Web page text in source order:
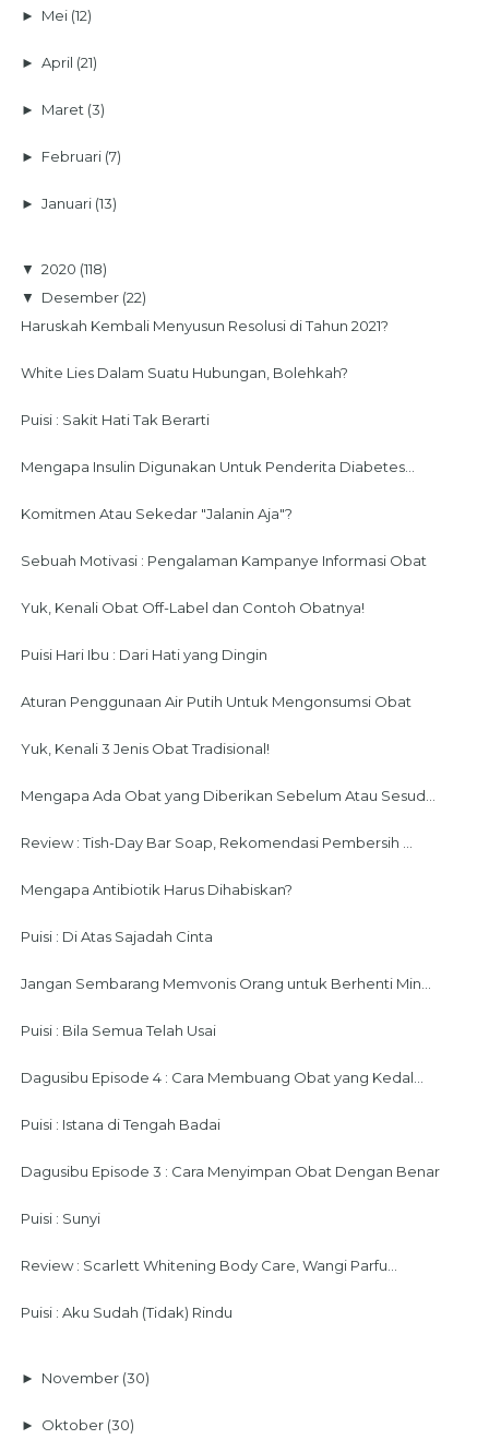
► Mei (12)
►April (21)
► Maret (3)
► Februari (7)
►Januari (13)
▼2020 (118)
▼ Desember (22)
Haruskah Kembali Menyusun Resolusi di Tahun 2021?
White Lies Dalam Suatu Hubungan, Bolehkah?
Puisi : Sakit Hati Tak Berarti
Mengapa Insulin Digunakan Untuk Penderita Diabetes...
Komitmen Atau Sekedar "Jalanin Aja"?
Sebuah Motivasi : Pengalaman Kampanye Informasi Obat
Yuk, Kenali Obat Off-Label dan Contoh Obatnya!
Puisi Hari Ibu : Dari Hati yang Dingin
Aturan Penggunaan Air Putih Untuk Mengonsumsi Obat
Yuk, Kenali 3 Jenis Obat Tradisional!
Mengapa Ada Obat yang Diberikan Sebelum Atau Sesud...
Review : Tish-Day Bar Soap, Rekomendasi Pembersih ...
Mengapa Antibiotik Harus Dihabiskan?
Puisi : Di Atas Sajadah Cinta
Jangan Sembarang Memvonis Orang untuk Berhenti Min...
Puisi : Bila Semua Telah Usai
Dagusibu Episode 4 : Cara Membuang Obat yang Kedal...
Puisi : Istana di Tengah Badai
Dagusibu Episode 3 : Cara Menyimpan Obat Dengan Benar
Puisi : Sunyi
Review : Scarlett Whitening Body Care, Wangi Parfu...
Puisi : Aku Sudah (Tidak) Rindu
► November (30)
► Oktober (30)